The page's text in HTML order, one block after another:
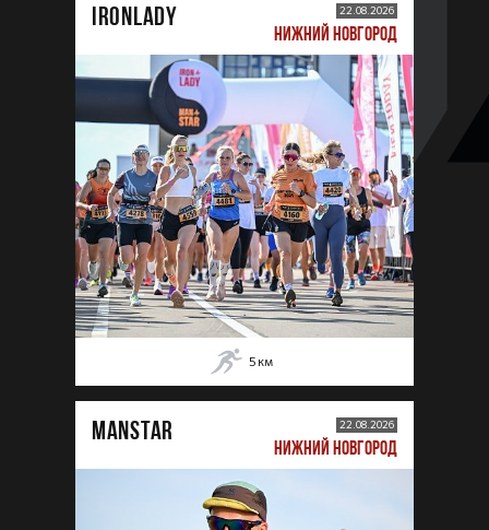
IRONLADY 22.08.2026
НИЖНИЙ НОВГОРОД
5 км
MANSTAR 22.08.2026
НИЖНИЙ НОВГОРОД